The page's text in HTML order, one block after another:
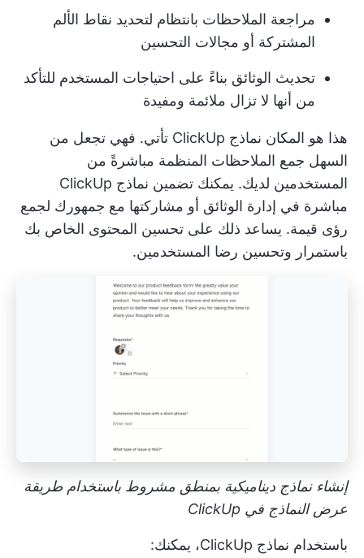
مراجعة الملاحظات بانتظام لتحديد نقاط الألم
المشتركة أو مجالات التحسين
تحديث الوثائق بناءً على احتياجات المستخدم للتأكد
من أنها لا تزال ملائمة ومفيدة
هذا هو المكان نماذج ClickUp
تأتي. فهي تجعل من
السهل جمع الملاحظات المنظمة مباشرةً من
المستخدمين لديك. يمكنك تضمين نماذج ClickUp
مباشرة في إدارة الوثائق أو مشاركتها مع جمهورك لجمع
رؤى قيمة. يساعد ذلك على تحسين المحتوى الخاص بك
باستمرار وتحسين رضا المستخدمين.
إنشاء نماذج ديناميكية بمنطق مشروط باستخدام طريقة
عرض النماذج في ClickUp
باستخدام نماذج ClickUp، يمكنك: